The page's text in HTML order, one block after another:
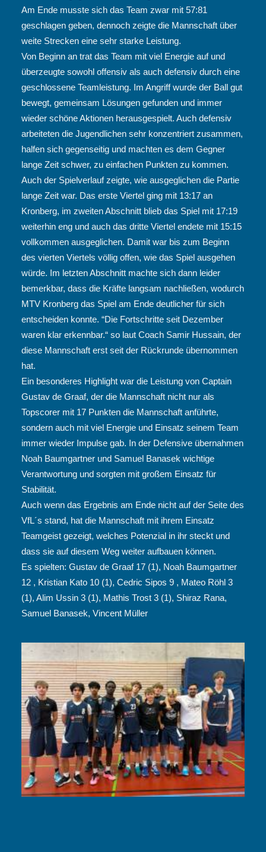
Am Ende musste sich das Team zwar mit 57:81
geschlagen geben, dennoch zeigte die Mannschaft über
weite Strecken eine sehr starke Leistung.
Von Beginn an trat das Team mit viel Energie auf und
überzeugte sowohl offensiv als auch defensiv durch eine
geschlossene Teamleistung. Im Angriff wurde der Ball gut
bewegt, gemeinsam Lösungen gefunden und immer
wieder schöne Aktionen herausgespielt. Auch defensiv
arbeiteten die Jugendlichen sehr konzentriert zusammen,
halfen sich gegenseitig und machten es dem Gegner
lange Zeit schwer, zu einfachen Punkten zu kommen.
Auch der Spielverlauf zeigte, wie ausgeglichen die Partie
lange Zeit war. Das erste Viertel ging mit 13:17 an
Kronberg, im zweiten Abschnitt blieb das Spiel mit 17:19
weiterhin eng und auch das dritte Viertel endete mit 15:15
vollkommen ausgeglichen. Damit war bis zum Beginn
des vierten Viertels völlig offen, wie das Spiel ausgehen
würde. Im letzten Abschnitt machte sich dann leider
bemerkbar, dass die Kräfte langsam nachließen, wodurch
MTV Kronberg das Spiel am Ende deutlicher für sich
entscheiden konnte. “Die Fortschritte seit Dezember
waren klar erkennbar.“ so laut Coach Samir Hussain, der
diese Mannschaft erst seit der Rückrunde übernommen
hat.
Ein besonderes Highlight war die Leistung von Captain
Gustav de Graaf, der die Mannschaft nicht nur als
Topscorer mit 17 Punkten die Mannschaft anführte,
sondern auch mit viel Energie und Einsatz seinem Team
immer wieder Impulse gab. In der Defensive übernahmen
Noah Baumgartner und Samuel Banasek wichtige
Verantwortung und sorgten mit großem Einsatz für
Stabilität.
Auch wenn das Ergebnis am Ende nicht auf der Seite des
VfL´s stand, hat die Mannschaft mit ihrem Einsatz
Teamgeist gezeigt, welches Potenzial in ihr steckt und
dass sie auf diesem Weg weiter aufbauen können.
Es spielten: Gustav de Graaf 17 (1), Noah Baumgartner
12 , Kristian Kato 10 (1), Cedric Sipos 9 , Mateo Röhl 3
(1), Alim Ussin 3 (1), Mathis Trost 3 (1), Shiraz Rana,
Samuel Banasek, Vincent Müller